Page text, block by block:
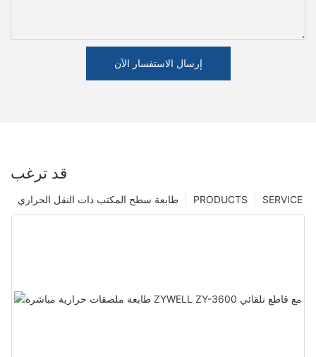
إرسال الاستفسار الآن
قد ترغب
SERVICE
PRODUCTS طابعة سطح المكتب ذات النقل الحراري